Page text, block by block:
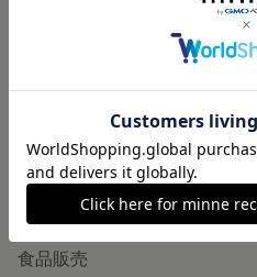
ランキング
作品販売について
minneで売りたい
食品販売